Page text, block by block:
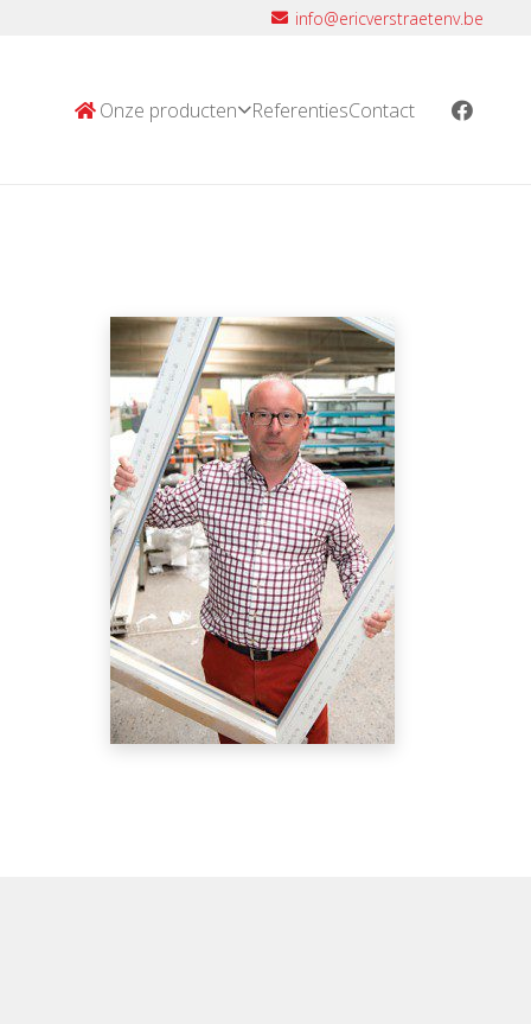
info@ericverstraetenv.be
Onze producten ReferentiesContact